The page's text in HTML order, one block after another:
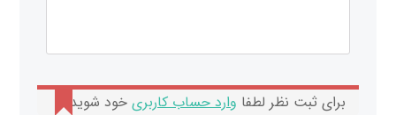
برای ثبت نظر لطفا وارد حساب کاربری خود شوید.